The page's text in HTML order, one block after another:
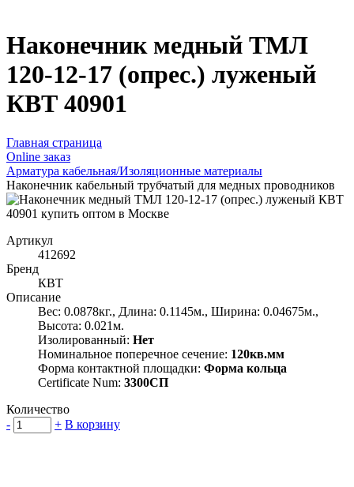
Наконечник медный ТМЛ
120-12-17 (опрес.) луженый
КВТ 40901
Главная страница
Оnline заказ
Арматура кабельная/Изоляционные материалы
Наконечник кабельный трубчатый для медных проводников
Артикул
412692
Бренд
КВТ
Описание
Вес: 0.0878кг., Длина: 0.1145м., Ширина: 0.04675м.,
Высота: 0.021м.
Изолированный: Нет
Номинальное поперечное сечение: 120кв.мм
Форма контактной площадки: Форма кольца
Certificate Num: 3300СП
Количество
-
+ В корзину